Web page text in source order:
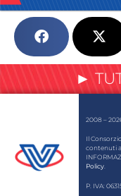
►
2008 –
Il
contenuti a
Policy.
P. IVA: